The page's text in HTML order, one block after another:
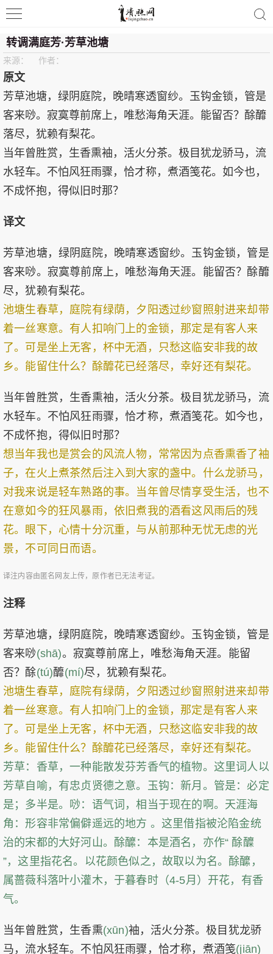
清照词咖
转调满庭芳·芳草池塘
来源： 作者：
原文
芳草池塘，绿阴庭院，晚晴寒透窗纱。玉钩金锁，管是
客来唦。寂寞尊前席上，唯愁海角天涯。能留否？酴釄
落尽，犹赖有梨花。
当年曾胜赏，生香熏袖，活火分茶。极目犹龙骄马，流
水轻车。不怕风狂雨骤，恰才称，煮酒笺花。如今也，
不成怀抱，得似旧时那？
译文
芳草池塘，绿阴庭院，晚晴寒透窗纱。玉钩金锁，管是
客来唦。寂寞尊前席上，唯愁海角天涯。能留否？酴釄
尽，犹赖有梨花。
池塘生春草，庭院有绿荫，夕阳透过纱窗照射进来却带
着一丝寒意。有人扣响门上的金锁，那定是有客人来
了。可是坐上无客，杯中无酒，只愁这临安非我的故
乡。能留住什么？酴釄花已经落尽，幸好还有梨花。
当年曾胜赏，生香熏袖，活火分茶。极目犹龙骄马，流
水轻车。不怕风狂雨骤，恰才称，煮酒笺花。如今也，
不成怀抱，得似旧时那？
想当年我也是赏会的风流人物，常常因为点香熏香了袖
子，在火上煮茶然后注入到大家的盏中。什么龙骄马，
对我来说是轻车熟路的事。当年曾尽情享受生活，也不
在意如今的狂风暴雨，依旧煮我的酒看这风雨后的残
花。眼下，心情十分沉重，与从前那种无忧无虑的光
景，不可同日而语。
译注内容由匿名网友上传，原作者已无法考证。
注释
芳草池塘，绿阴庭院，晚晴寒透窗纱。玉钩金锁，管是
客来唦(shā)。寂寞尊前席上，唯愁海角天涯。能留
否？酴(tú)釄(mí)尽，犹赖有梨花。
池塘生春草，庭院有绿荫，夕阳透过纱窗照射进来却带
着一丝寒意。有人扣响门上的金锁，那定是有客人来
了。可是坐上无客，杯中无酒，只愁这临安非我的故
乡。能留住什么？酴釄花已经落尽，幸好还有梨花。
芳草：香草，一种能散发芬芳香气的植物。这里词人以
芳草自喻，有忠贞贤德之意。玉钩：新月。管是：必定
是；多半是。唦：语气词，相当于现在的啊。天涯海
角：形容非常偏僻遥远的地方 。这里借指被沦陷金统
治的宋都的大好河山。酴醿：本是酒名，亦作“ 酴醾
”，这里指花名。以花颜色似之，故取以为名。酴醿，
属蔷薇科落叶小灌木，于暮春时（4-5月）开花，有香
气。
当年曾胜赏，生香熏(xūn)袖，活火分茶。极目犹龙骄
马，流水轻车。不怕风狂雨骤，恰才称，煮酒笺(jiān)